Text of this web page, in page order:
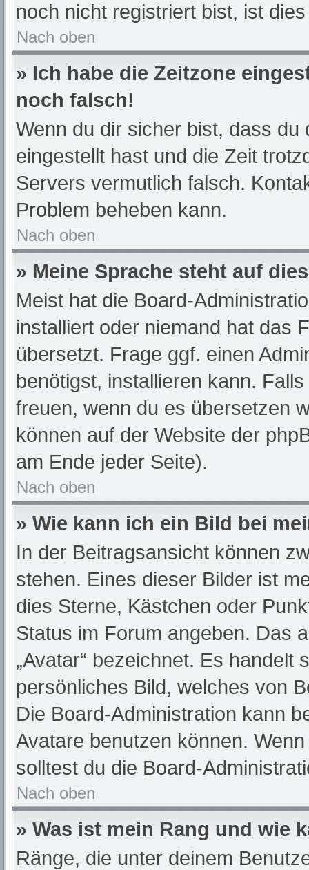
noch nicht registriert bist, ist
Nach oben
» Ich habe die Zeitzone
noch falsch!
Wenn du dir sicher bist, dass
eingestellt hast und die Zeit
Servers vermutlich falsch.
Problem beheben kann.
Nach oben
» Meine Sprache steht auf
Meist hat die Board-
installiert oder niemand hat das
übersetzt. Frage ggf. einen
benötigst, installieren kann.
freuen, wenn du es übersetzen
können auf der Website der
am Ende jeder Seite).
Nach oben
» Wie kann ich ein Bild bei
In der Beitragsansicht können
stehen. Eines dieser Bilder ist
dies Sterne, Kästchen oder
Status im Forum angeben. Das
„Avatar“ bezeichnet. Es handelt
persönliches Bild, welches von
Die Board-Administration kann
Avatare benutzen können.
solltest du die Board-
Nach oben
» Was ist mein Rang und wie
Ränge, die unter deinem